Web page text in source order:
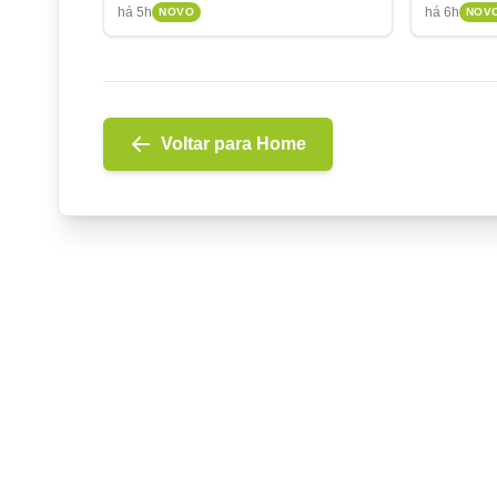
há 5h NOVO há 6h
Voltar para Home